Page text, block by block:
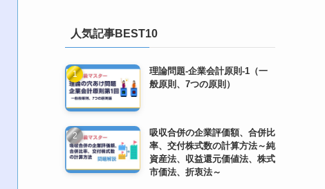
人気記事BEST10
理論問題-企業会計原則-1（一
般原則、7つの原則）
吸収合併の企業評価額、合併比
率、交付株式数の計算方法～純
資産法、収益還元価値法、株式
市価法、折衷法～